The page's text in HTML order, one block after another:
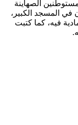
الصهاینة
في المسجد الكبير،
فيه، كما كتبت